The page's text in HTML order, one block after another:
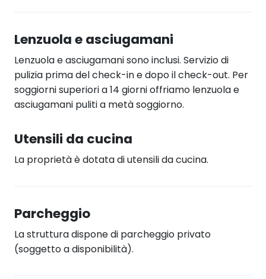
Lenzuola e asciugamani
Lenzuola e asciugamani sono inclusi. Servizio di
pulizia prima del check-in e dopo il check-out. Per
soggiorni superiori a 14 giorni offriamo lenzuola e
asciugamani puliti a metà soggiorno.
Utensili da cucina
La proprietà è dotata di utensili da cucina.
Parcheggio
La struttura dispone di parcheggio privato
(soggetto a disponibilità).